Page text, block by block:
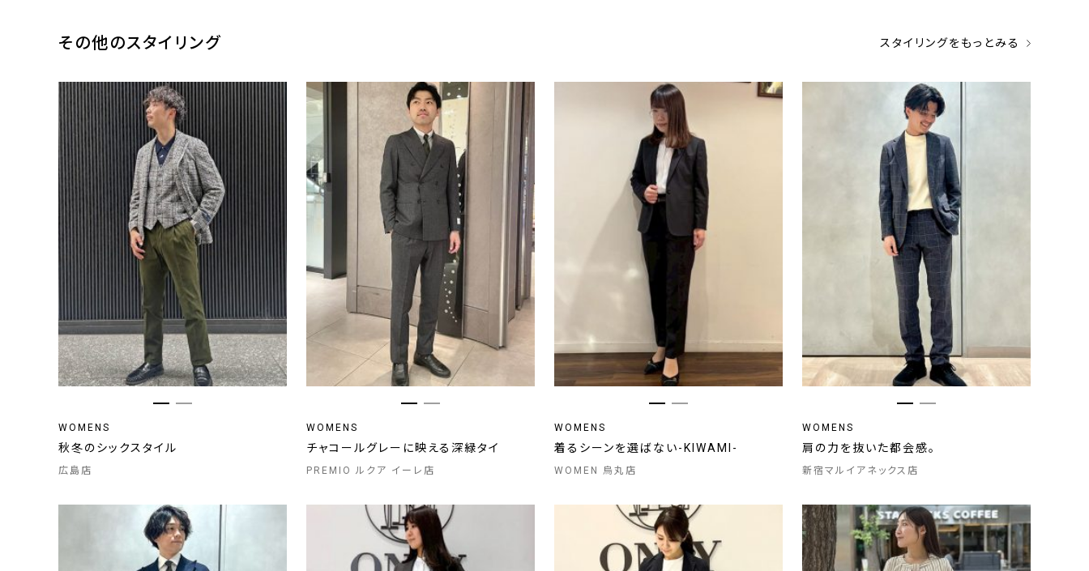
その他のスタイリング スタイリングをもっとみる
WOMENS
秋冬のシックスタイル
広島店
WOMENS
チャコールグレーに映える深緑タイ
PREMIO ルクア イーレ店
WOMENS
着るシーンを選ばない-KIWAMI-
WOMEN 烏丸店
WOMENS
肩の力を抜いた都会感。
新宿マルイアネックス店